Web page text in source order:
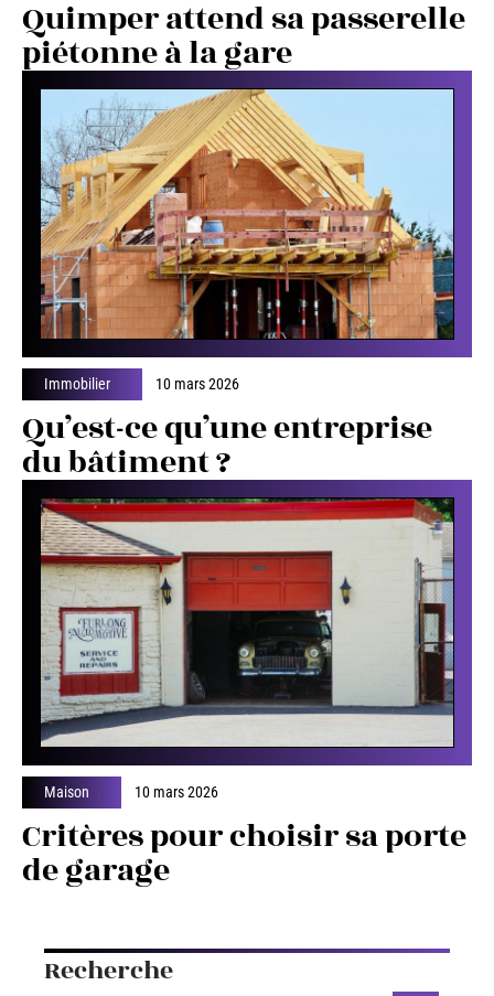
Quimper attend sa passerelle
piétonne à la gare
Immobilier 10 mars 2026
Qu’est-ce qu’une entreprise
du bâtiment ?
Maison 10 mars 2026
Critères pour choisir sa porte
de garage
Recherche